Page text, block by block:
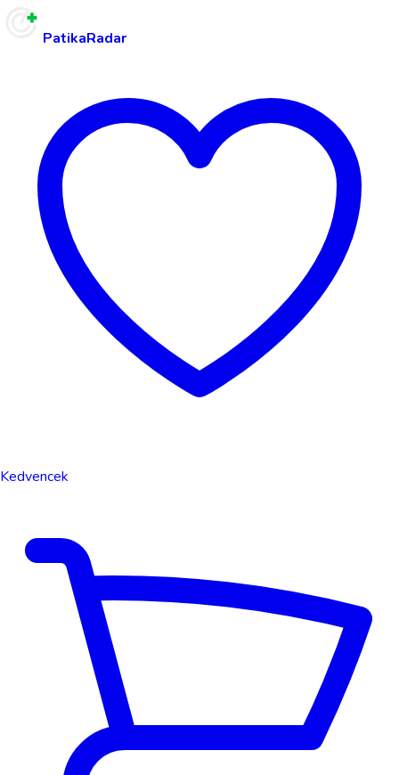
PatikaRadar
Kedvencek